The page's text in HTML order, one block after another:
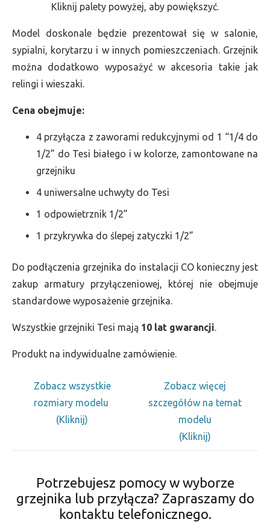
Kliknij palety powyżej, aby powiększyć.
Model doskonale będzie prezentował się w salonie,
sypialni, korytarzu i w innych pomieszczeniach. Grzejnik
można dodatkowo wyposażyć w akcesoria takie jak
relingi i wieszaki.
Cena obejmuje:
4 przyłącza z zaworami redukcyjnymi od 1 “1/4 do
1/2” do Tesi białego i w kolorze, zamontowane na
grzejniku
4 uniwersalne uchwyty do Tesi
1 odpowietrznik 1/2”
1 przykrywka do ślepej zatyczki 1/2”
Do podłączenia grzejnika do instalacji CO konieczny jest
zakup armatury przyłączeniowej, której nie obejmuje
standardowe wyposażenie grzejnika.
Wszystkie grzejniki Tesi mają 10 lat gwarancji.
Produkt na indywidualne zamówienie.
Zobacz wszystkie
rozmiary modelu
(Kliknij)
Zobacz więcej
szczegółów na temat
modelu
(Kliknij)
Potrzebujesz pomocy w wyborze
grzejnika lub przyłącza? Zapraszamy do
kontaktu telefonicznego.